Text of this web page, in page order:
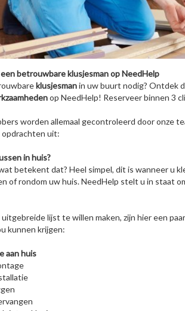
betrouwbare klusjesman op NeedHelp
klusjesmanin uw buurt nodig? Ontdek
op NeedHelp! Reserveer binnen 3
worden allemaal gecontroleerd door onze
uit:
in huis?
betekent dat? Heel simpel, dit is wanneer u
of rondom uw huis. NeedHelp stelt u in staat
lijst te willen maken, zijn hier een
kunnen krijgen:
aan huis